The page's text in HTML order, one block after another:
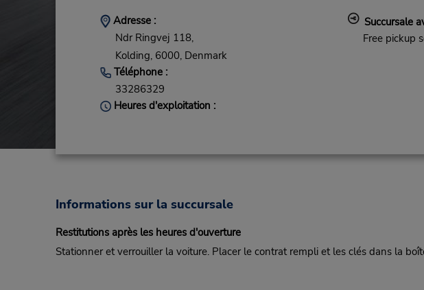
Adresse :
Ndr Ringvej 118,
Kolding, 6000, Denmark
Téléphone :
33286329
Heures d'exploitation :
Succursale
Free pickup
Informations sur la succursale
Restitutions après les heures d'ouverture
Stationner et verrouiller la voiture. Placer le contrat rempli et les clés dans la